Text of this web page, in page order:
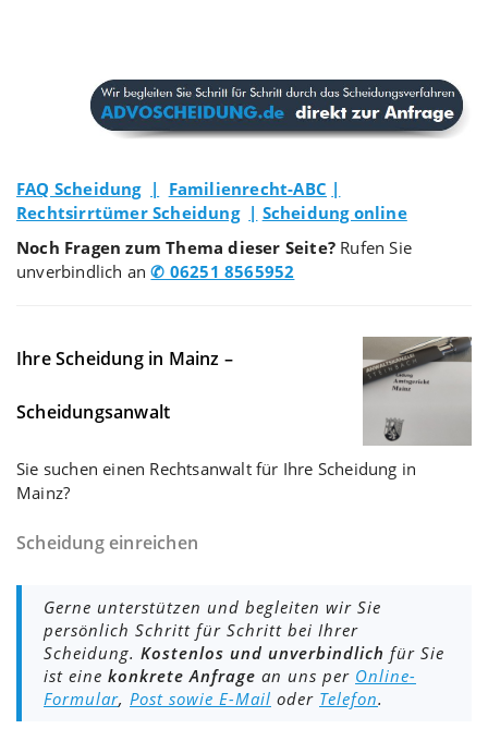
FAQ Scheidung | Familienrecht-ABC |
Rechtsirrtümer Scheidung | Scheidung online
Noch Fragen zum Thema dieser Seite? Rufen Sie
unverbindlich an✆ 06251 8565952
Ihre Scheidung in Mainz –
Scheidungsanwalt
Sie suchen einen Rechtsanwalt für Ihre Scheidung in
Mainz?
Scheidung einreichen
Gerne unterstützen und begleiten wir Sie
persönlich Schritt für Schritt bei Ihrer
Scheidung. Kostenlos und unverbindlich für Sie
ist eine konkrete Anfrage an uns per Online-
Formular, Post sowie E-Mail oder Telefon.